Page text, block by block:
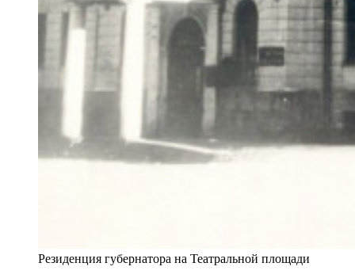
Резиденция губернатора на Театральной площади